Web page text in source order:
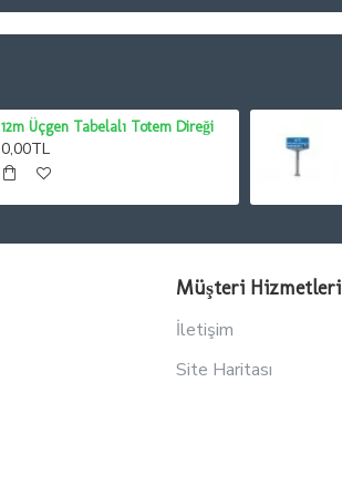
12m Üçgen Tabelalı Totem Direği
0,00TL
Müşteri Hizmetleri
İletişim
Site Haritası